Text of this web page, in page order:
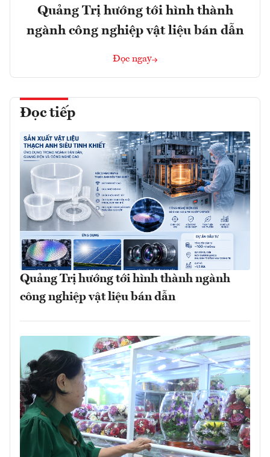
Quảng Trị hướng tới hình thành
ngành công nghiệp vật liệu bán dẫn
Đọc ngay
Đọc tiếp
Quảng Trị hướng tới hình thành ngành
công nghiệp vật liệu bán dẫn